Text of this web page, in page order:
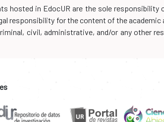
hosted in EdocUR are the sole
responsibility for the content of the
civil, administrative, and/or any other